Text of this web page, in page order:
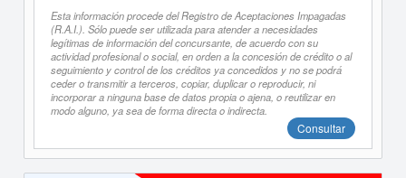
Esta información procede del Registro de Aceptaciones Impagadas
(R.A.I.). Sólo puede ser utilizada para atender a necesidades
legítimas de información del concursante, de acuerdo con su
actividad profesional o social, en orden a la concesión de crédito o al
seguimiento y control de los créditos ya concedidos y no se podrá
ceder o transmitir a terceros, copiar, duplicar o reproducir, ni
incorporar a ninguna base de datos propia o ajena, o reutilizar en
modo alguno, ya sea de forma directa o indirecta.
Consultar